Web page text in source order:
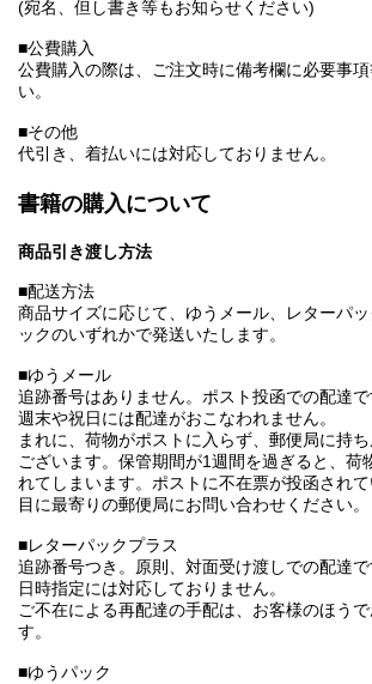
(宛名、但し書き等もお知らせください)
■公費購入
公費購入の際は、ご注文時に備考欄に必要事
い。
■その他
代引き、着払いには対応しておりません。
書籍の購入について
商品引き渡し方法
■配送方法
商品サイズに応じて、ゆうメール、レターパ
ックのいずれかで発送いたします。
■ゆうメール
追跡番号はありません。ポスト投函での配達で
週末や祝日には配達がおこなわれません。
まれに、荷物がポストに入らず、郵便局に持
ございます。保管期間が1週間を過ぎると、荷
れてしまいます。ポストに不在票が投函され
目に最寄りの郵便局にお問い合わせください。
■レターパックプラス
追跡番号つき。原則、対面受け渡しでの配達で
日時指定には対応しておりません。
ご不在による再配達の手配は、お客様のほう
す。
■ゆうパック